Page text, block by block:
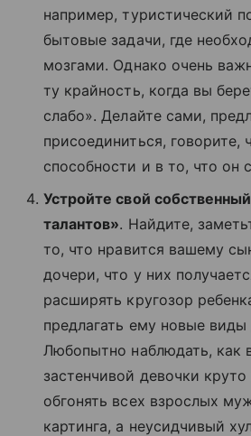
например, туристический
бытовые задачи, где
мозгами. Однако очень
ту крайность, когда вы
слабо». Делайте сами,
присоединиться, говорите,
способности и в то, что он
Устройте свой
талантов». Найдите,
то, что нравится вашему
дочери, что у них
расширять кругозор
предлагать ему новые виды
Любопытно наблюдать, как
застенчивой девочки круто
обгонять всех взрослых
картинга, а неусидчивый